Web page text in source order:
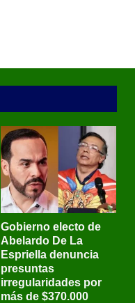
Gobierno electo de
Abelardo De La
Espriella denuncia
presuntas
irregularidades por
más de $370.000